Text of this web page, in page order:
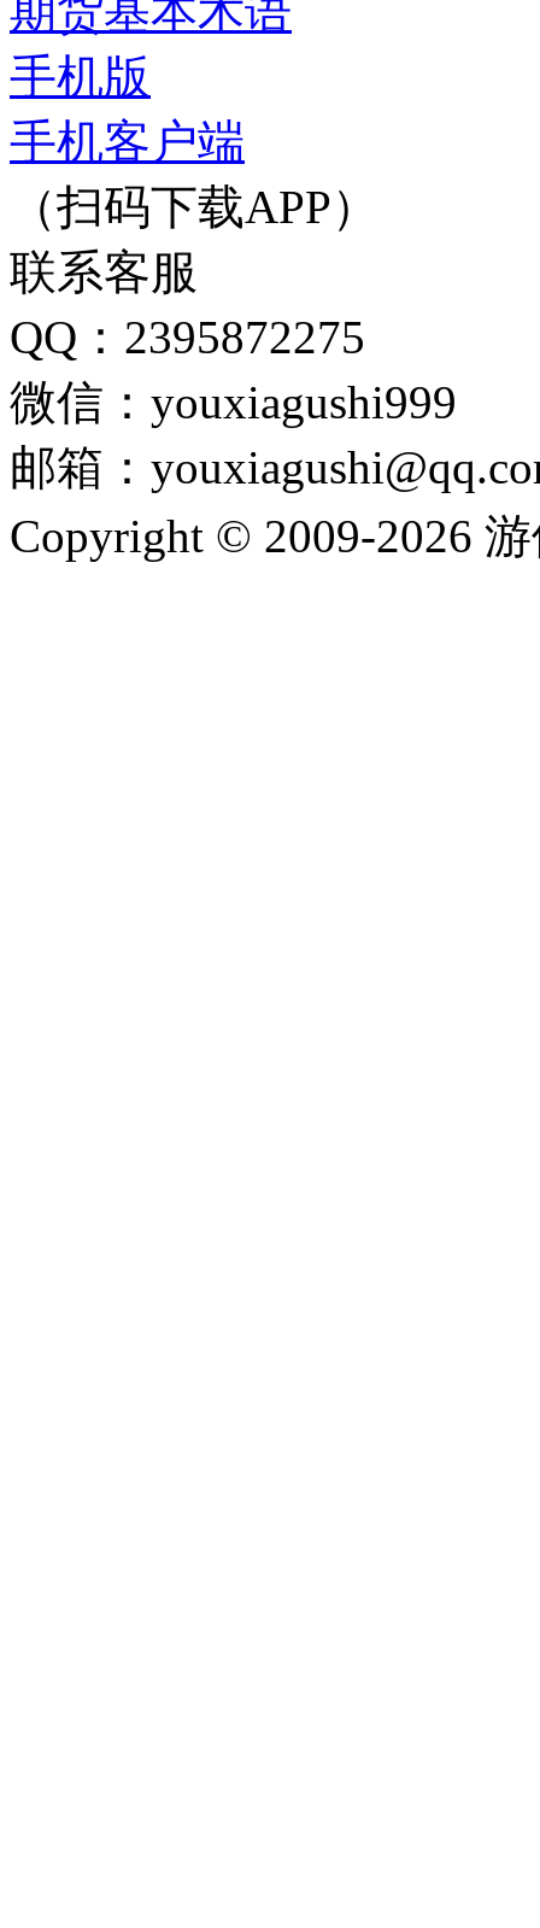
期货基本术语
手机版
手机客户端
（扫码下载APP）
联系客服
QQ：2395872275
微信：youxiagushi999
邮箱：
Copyright © 2009-2026